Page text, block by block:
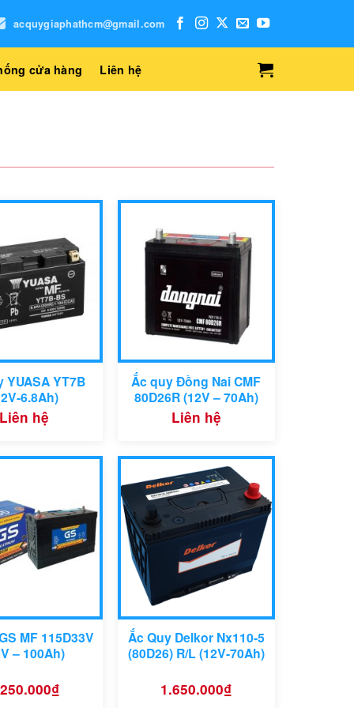
acquygiaphathcm@gmail.com
cửa hàng Liên hệ
YUASA YT7B
6.8Ah)
Liên hệ
Ắc quy Đồng Nai CMF
80D26R (12V – 70Ah)
Liên hệ
MF 115D33V
– 100Ah)
₫
Ắc Quy Delkor Nx110-5
(80D26) R/L (12V-70Ah)
1.650.000₫